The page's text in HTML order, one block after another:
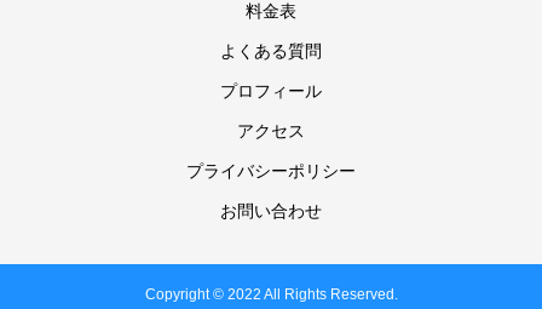
料金表
よくある質問
プロフィール
アクセス
プライバシーポリシー
お問い合わせ
Copyright © 2022 All Rights Reserved.